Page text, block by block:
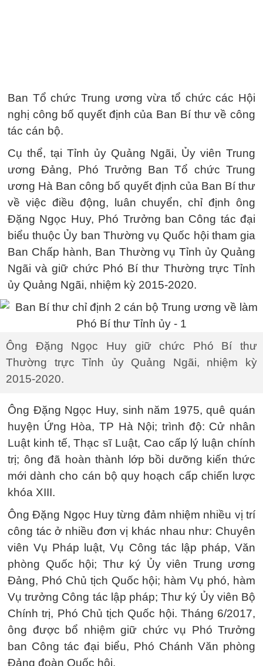
Ban Tổ chức Trung ương vừa tổ chức các Hội
nghị công bố quyết định của Ban Bí thư về công
tác cán bộ.
Cụ thể, tại Tỉnh ủy Quảng Ngãi, Ủy viên Trung
ương Đảng, Phó Trưởng Ban Tổ chức Trung
ương Hà Ban công bố quyết định của Ban Bí thư
về việc điều động, luân chuyển, chỉ định ông
Đặng Ngọc Huy, Phó Trưởng ban Công tác đại
biểu thuộc Ủy ban Thường vụ Quốc hội tham gia
Ban Chấp hành, Ban Thường vụ Tỉnh ủy Quảng
Ngãi và giữ chức Phó Bí thư Thường trực Tỉnh
ủy Quảng Ngãi, nhiệm kỳ 2015-2020.
Ông Đặng Ngọc Huy giữ chức Phó Bí thư
Thường trực Tỉnh ủy Quảng Ngãi, nhiệm kỳ
2015-2020.
Ông Đặng Ngọc Huy, sinh năm 1975, quê quán
huyện Ứng Hòa, TP Hà Nội; trình độ: Cử nhân
Luật kinh tế, Thạc sĩ Luật, Cao cấp lý luận chính
trị; ông đã hoàn thành lớp bồi dưỡng kiến thức
mới dành cho cán bộ quy hoạch cấp chiến lược
khóa XIII.
Ông Đặng Ngọc Huy từng đảm nhiệm nhiều vị trí
công tác ở nhiều đơn vị khác nhau như: Chuyên
viên Vụ Pháp luật, Vụ Công tác lập pháp, Văn
phòng Quốc hội; Thư ký Ủy viên Trung ương
Đảng, Phó Chủ tịch Quốc hội; hàm Vụ phó, hàm
Vụ trưởng Công tác lập pháp; Thư ký Ủy viên Bộ
Chính trị, Phó Chủ tịch Quốc hội. Tháng 6/2017,
ông được bổ nhiệm giữ chức vụ Phó Trưởng
ban Công tác đại biểu, Phó Chánh Văn phòng
Đảng đoàn Quốc hội.